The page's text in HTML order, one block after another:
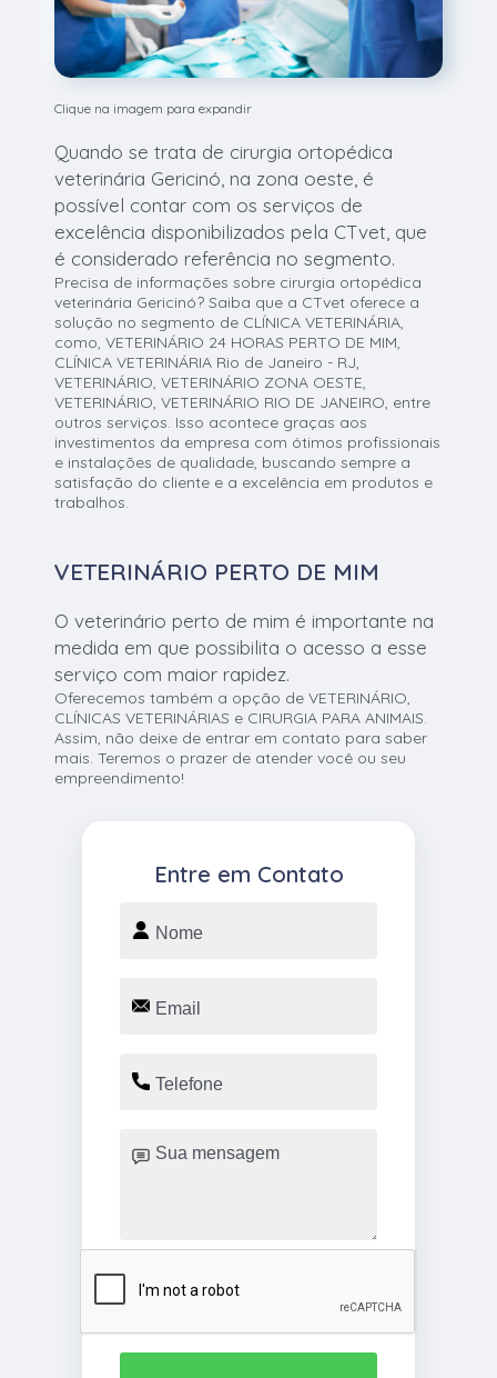
Clique na imagem para expandir
Quando se trata de cirurgia ortopédica
veterinária Gericinó, na zona oeste, é
possível contar com os serviços de
excelência disponibilizados pela CTvet, que
é considerado referência no segmento.
Precisa de informações sobre cirurgia ortopédica
veterinária Gericinó? Saiba que a CTvet oferece a
solução no segmento de CLÍNICA VETERINÁRIA,
como, VETERINÁRIO 24 HORAS PERTO DE MIM,
CLÍNICA VETERINÁRIA Rio de Janeiro - RJ,
VETERINÁRIO, VETERINÁRIO ZONA OESTE,
VETERINÁRIO, VETERINÁRIO RIO DE JANEIRO, entre
outros serviços. Isso acontece graças aos
investimentos da empresa com ótimos profissionais
e instalações de qualidade, buscando sempre a
satisfação do cliente e a excelência em produtos e
trabalhos.
VETERINÁRIO PERTO DE MIM
O veterinário perto de mim é importante na
medida em que possibilita o acesso a esse
serviço com maior rapidez.
Oferecemos também a opção de VETERINÁRIO,
CLÍNICAS VETERINÁRIAS e CIRURGIA PARA ANIMAIS.
Assim, não deixe de entrar em contato para saber
mais. Teremos o prazer de atender você ou seu
empreendimento!
Entre em Contato